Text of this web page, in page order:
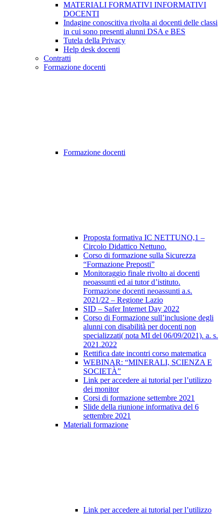
MATERIALI FORMATIVI INFORMATIVI
DOCENTI
Indagine conoscitiva rivolta ai docenti delle classi
in cui sono presenti alunni DSA e BES
Tutela della Privacy
Help desk docenti
Contratti
Formazione docenti
Formazione docenti
Proposta formativa IC NETTUNO,1 –
Circolo Didattico Nettuno.
Corso di formazione sulla Sicurezza
“Formazione Preposti”
Monitoraggio finale rivolto ai docenti
neoassunti ed ai tutor d’istituto.
Formazione docenti neoassunti a.s.
2021/22 – Regione Lazio
SID – Safer Internet Day 2022
Corso di Formazione sull’inclusione degli
alunni con disabilità per docenti non
specializzati( nota MI del 06/09/2021). a. s.
2021.2022
Rettifica date incontri corso matematica
WEBINAR: “MINERALI, SCIENZA E
SOCIETÀ”
Link per accedere ai tutorial per l’utilizzo
dei monitor
Corsi di formazione settembre 2021
Slide della riunione informativa del 6
settembre 2021
Materiali formazione
Link per accedere ai tutorial per l’utilizzo